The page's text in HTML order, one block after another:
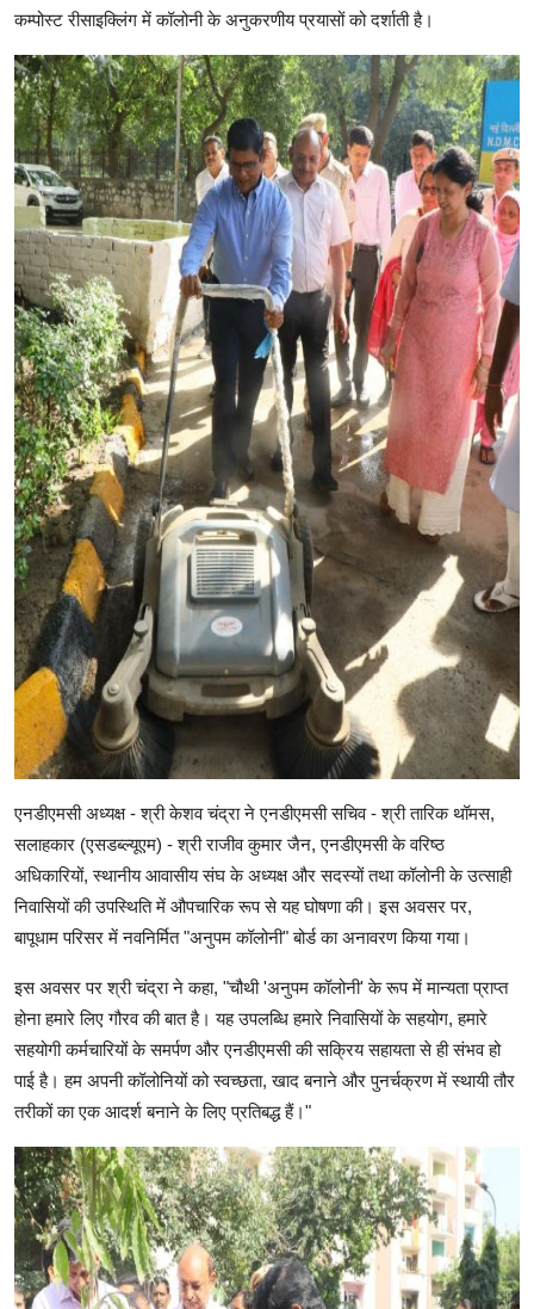
कम्पोस्ट रीसाइक्लिंग में कॉलोनी के अनुकरणीय प्रयासों को दर्शाती है।
एनडीएमसी अध्यक्ष - श्री केशव चंद्रा ने एनडीएमसी सचिव - श्री तारिक थॉमस,
सलाहकार (एसडब्ल्यूएम) - श्री राजीव कुमार जैन, एनडीएमसी के वरिष्ठ
अधिकारियों, स्थानीय आवासीय संघ के अध्यक्ष और सदस्यों तथा कॉलोनी के उत्साही
निवासियों की उपस्थिति में औपचारिक रूप से यह घोषणा की। इस अवसर पर,
बापूधाम परिसर में नवनिर्मित "अनुपम कॉलोनी" बोर्ड का अनावरण किया गया।
इस अवसर पर श्री चंद्रा ने कहा, "चौथी 'अनुपम कॉलोनी' के रूप में मान्यता प्राप्त
होना हमारे लिए गौरव की बात है। यह उपलब्धि हमारे निवासियों के सहयोग, हमारे
सहयोगी कर्मचारियों के समर्पण और एनडीएमसी की सक्रिय सहायता से ही संभव हो
पाई है। हम अपनी कॉलोनियों को स्वच्छता, खाद बनाने और पुनर्चक्रण में स्थायी तौर
तरीकों का एक आदर्श बनाने के लिए प्रतिबद्ध हैं।"